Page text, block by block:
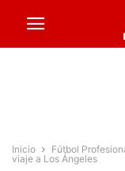
Inicio Fútbol
viaje a Los Ángeles